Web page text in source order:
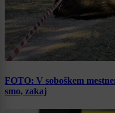
FOTO: V soboškem
smo, zakaj